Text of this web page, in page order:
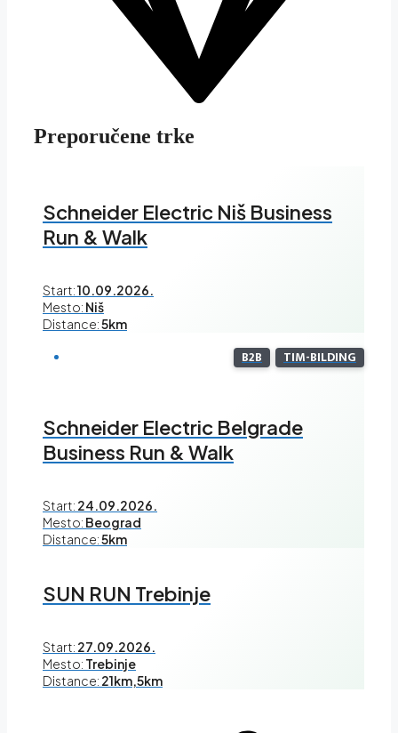
Preporučene trke
Schneider Electric Niš Business
Run & Walk
Start:10.09.2026.
Mesto: Niš
Distance:5km
B2B TIM-BILDING
Schneider Electric Belgrade
Business Run & Walk
Start: 24.09.2026.
Mesto: Beograd
Distance:5km
SUN RUN Trebinje
Start: 27.09.2026.
Mesto: Trebinje
Distance: 21km,5km